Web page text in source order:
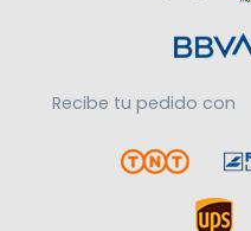
Recibe tu pedido con